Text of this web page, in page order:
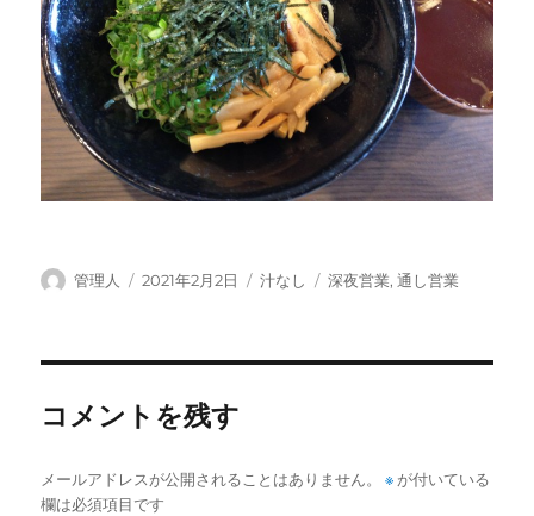
投
管理人
投
2021年2月2日
カ
汁なし
タ
深夜営業,通し営業
コメントを残す
メールアドレスが公開されることはありません。 ※ が付いている
欄は必須項目です